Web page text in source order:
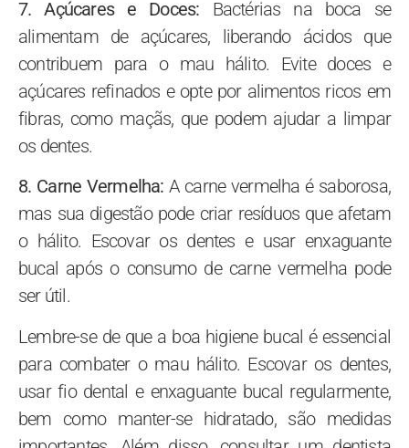
7. Açúcares e Doces: Bactérias na boca se
alimentam de açúcares, liberando ácidos que
contribuem para o mau hálito. Evite doces e
açúcares refinados e opte por alimentos ricos em
fibras, como maçãs, que podem ajudar a limpar
os dentes.
8. Carne Vermelha: A carne vermelha é saborosa,
mas sua digestão pode criar resíduos que afetam
o hálito. Escovar os dentes e usar enxaguante
bucal após o consumo de carne vermelha pode
ser útil.
Lembre-se de que a boa higiene bucal é essencial
para combater o mau hálito. Escovar os dentes,
usar fio dental e enxaguante bucal regularmente,
bem como manter-se hidratado, são medidas